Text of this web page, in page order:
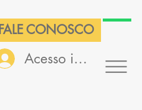
FALE CONOSCO
Acesso interno